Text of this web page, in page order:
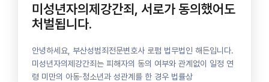
미성년자의제강간죄, 서로가 동의했어도
처벌됩니다.
안녕하세요, 부산성범죄전문변호사 로펌 법무법인 해든입니다.
미성년자의제강간죄는 피해자의 동의 여부와 관계없이 일정 연
령 미만의 아동·청소년과 성관계를 한 경우 법률상